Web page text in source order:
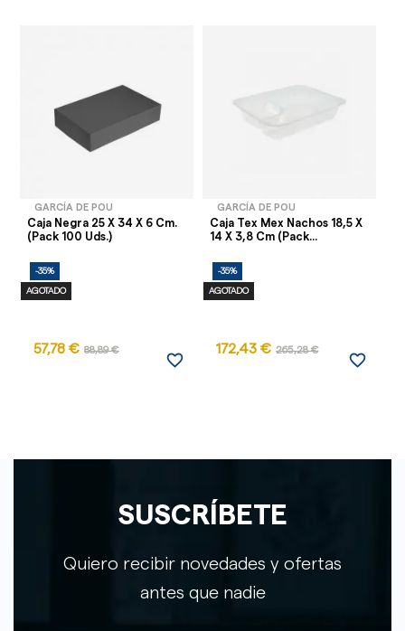
GARCÍA DE POU
Caja Negra 25 X 34 X 6 Cm.
(Pack 100 Uds.)
-35%
AGOTADO
57,78 € 88,89 €
favorite_border
GARCÍA DE POU
Caja Tex Mex Nachos 18,5 X
14 X 3,8 Cm (Pack...
-35%
AGOTADO
172,43 € 265,28 €
favorite_border
SUSCRÍBETE
Quiero recibir novedades y ofertas
antes que nadie